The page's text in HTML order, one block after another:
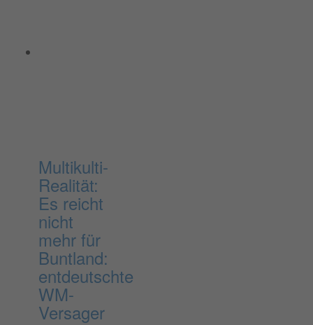
Multikulti-
Realität:
Es reicht
nicht
mehr für
Buntland:
entdeutschte
WM-
Versager